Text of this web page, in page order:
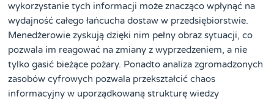
wykorzystanie tych informacji może znacząco wpłynąć na
wydajność całego łańcucha dostaw w przedsiębiorstwie.
Menedżerowie zyskują dzięki nim pełny obraz sytuacji, co
pozwala im reagować na zmiany z wyprzedzeniem, a nie
tylko gasić bieżące pożary. Ponadto analiza zgromadzonych
zasobów cyfrowych pozwala przekształcić chaos
informacyjny w uporządkowaną strukturę wiedzy